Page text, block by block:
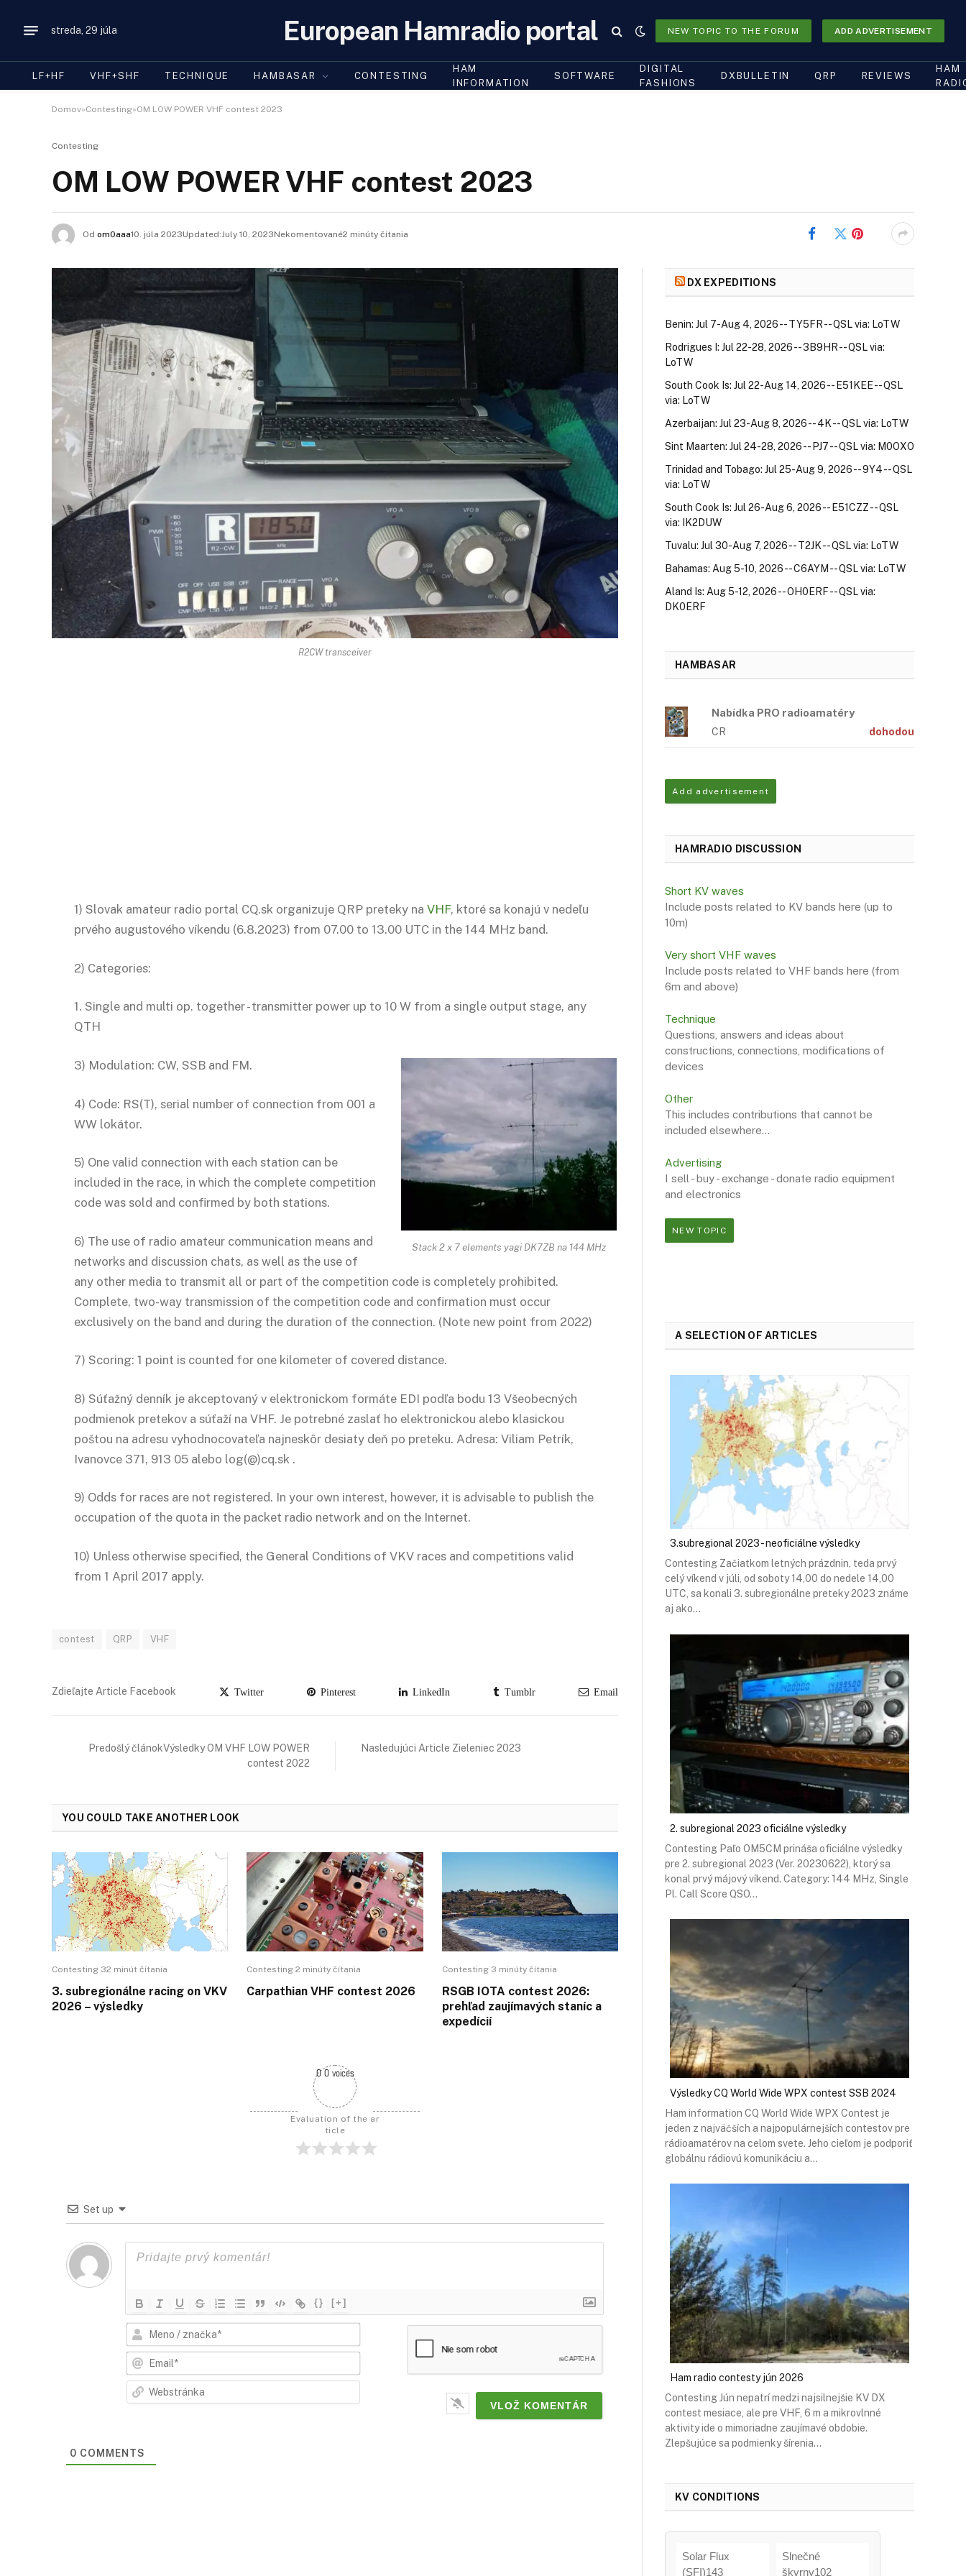
streda, 29 júla European Hamradio portal NEW TOPIC TO THE FORUM ADD ADVERTISEMENT
LF+HF VHF+SHF TECHNIQUE HAMBASAR CONTESTING
HAM
INFORMATION
SOFTWARE
DIGITAL
FASHIONS
DXBULLETIN QRP REVIEWS
HAM
Domov»Contesting»OM LOW POWER VHF contest 2023
Contesting
OM LOW POWER VHF contest 2023
Od om0aaa10. júla 2023Updated:July 10, 2023Nekomentované2 minúty čítania FacebookTwitterPinterest
R2CW transceiver
1) Slovak amateur radio portal CQ.sk organizuje QRP preteky na VHF, ktoré sa konajú v nedeľu
prvého augustového víkendu (6.8.2023) from 07.00 to 13.00 UTC in the 144 MHz band.
2) Categories:
1. Single and multi op. together - transmitter power up to 10 W from a single output stage, any
QTH
Stack 2 x 7 elements yagi DK7ZB na 144 MHz
3) Modulation: CW, SSB and FM.
4) Code: RS(T), serial number of connection from 001 a
WW lokátor.
5) One valid connection with each station can be
included in the race, in which the complete competition
code was sold and confirmed by both stations.
6) The use of radio amateur communication means and
networks and discussion chats, as well as the use of
any other media to transmit all or part of the competition code is completely prohibited.
Complete, two-way transmission of the competition code and confirmation must occur
exclusively on the band and during the duration of the connection. (Note new point from 2022)
7) Scoring: 1 point is counted for one kilometer of covered distance.
8) Súťažný denník je akceptovaný v elektronickom formáte EDI podľa bodu 13 Všeobecných
podmienok pretekov a súťaží na VHF. Je potrebné zaslať ho elektronickou alebo klasickou
poštou na adresu vyhodnocovateľa najneskôr desiaty deň po preteku. Adresa: Viliam Petrík,
Ivanovce 371, 913 05 alebo log(@)cq.sk .
9) Odds for races are not registered. In your own interest, however, it is advisable to publish the
occupation of the quota in the packet radio network and on the Internet.
10) Unless otherwise specified, the General Conditions of VKV races and competitions valid
from 1 April 2017 apply.
contest QRP VHF
Zdieľajte Article Facebook Twitter Pinterest LinkedIn Tumblr Email
Predošlý článokVýsledky OM VHF LOW POWER
contest 2022
Nasledujúci Article Zieleniec 2023
YOU COULD TAKE ANOTHER LOOK
Contesting 32 minút čítania
3. subregionálne racing on VKV
2026 – výsledky
Contesting 2 minúty čítania
Carpathian VHF contest 2026
Contesting 3 minúty čítania
RSGB IOTA contest 2026:
prehľad zaujímavých staníc a
expedícií
0 0 voices
Evaluation of the ar
ticle
Set up
{} [+]
Meno
značka*
Email*
0 COMMENTS
DX EXPEDITIONS
Benin: Jul 7-Aug 4, 2026 -- TY5FR -- QSL via: LoTW
Rodrigues I: Jul 22-28, 2026 -- 3B9HR -- QSL via:
LoTW
South Cook Is: Jul 22-Aug 14, 2026 -- E51KEE -- QSL
via: LoTW
Azerbaijan: Jul 23-Aug 8, 2026 -- 4K -- QSL via: LoTW
Sint Maarten: Jul 24-28, 2026 -- PJ7 -- QSL via: M0OXO
Trinidad and Tobago: Jul 25-Aug 9, 2026 -- 9Y4 -- QSL
via: LoTW
South Cook Is: Jul 26-Aug 6, 2026 -- E51CZZ -- QSL
via: IK2DUW
Tuvalu: Jul 30-Aug 7, 2026 -- T2JK -- QSL via: LoTW
Bahamas: Aug 5-10, 2026 -- C6AYM -- QSL via: LoTW
Aland Is: Aug 5-12, 2026 -- OH0ERF -- QSL via:
DK0ERF
HAMBASAR
Nabídka PRO radioamatéry
CR dohodou
Add advertisement
HAMRADIO DISCUSSION
Short KV waves
Include posts related to KV bands here (up to
10m)
Very short VHF waves
Include posts related to VHF bands here (from
6m and above)
Technique
Questions, answers and ideas about
constructions, connections, modifications of
devices
Other
This includes contributions that cannot be
included elsewhere...
Advertising
I sell - buy - exchange - donate radio equipment
and electronics
NEW TOPIC
A SELECTION OF ARTICLES
3.subregional 2023 - neoficiálne výsledky
Contesting Začiatkom letných prázdnin, teda prvý
celý víkend v júli, od soboty 14,00 do nedele 14,00
UTC, sa konali 3. subregionálne preteky 2023 známe
aj ako…
2. subregional 2023 oficiálne výsledky
Contesting Paľo OM5CM prináša oficiálne výsledky
pre 2. subregional 2023 (Ver. 20230622), ktorý sa
konal prvý májový víkend. Category: 144 MHz, Single
Pl. Call Score QSO…
Výsledky CQ World Wide WPX contest SSB 2024
Ham information CQ World Wide WPX Contest je
jeden z najväčších a najpopulárnejších contestov pre
rádioamatérov na celom svete. Jeho cieľom je podporiť
globálnu rádiovú komunikáciu a…
Ham radio contesty jún 2026
Contesting Jún nepatrí medzi najsilnejšie KV DX
contest mesiace, ale pre VHF, 6 m a mikrovlnné
aktivity ide o mimoriadne zaujímavé obdobie.
Zlepšujúce sa podmienky šírenia…
KV CONDITIONS
Solar Flux
(SFI)143
Slnečné
škvrny102